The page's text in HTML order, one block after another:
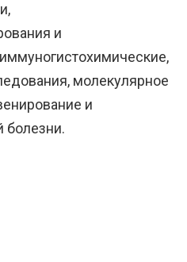
и
молекулярное
и
болезни.